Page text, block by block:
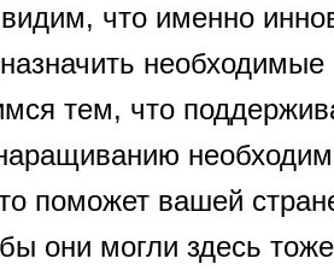
что именно
тем, что
поможет вашей
они могли здесь